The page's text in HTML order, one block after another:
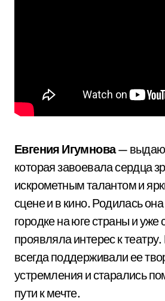
Евгения Игумнова—
которая завоевала сердца
искрометным талантом и
сцене и в кино. Родилась
городке на юге страны и уже
проявляла интерес к
всегда поддерживали ее
устремления и старались
пути к мечте.